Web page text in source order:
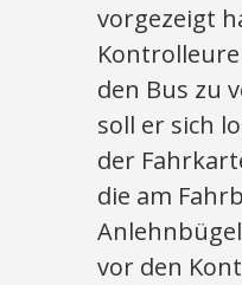
vorgezeigt
den Bus zu
soll er sich
der
die am
vor den